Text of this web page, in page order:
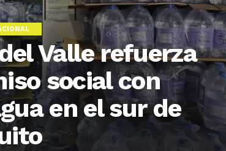
Valle refuerza
social con
en el sur de